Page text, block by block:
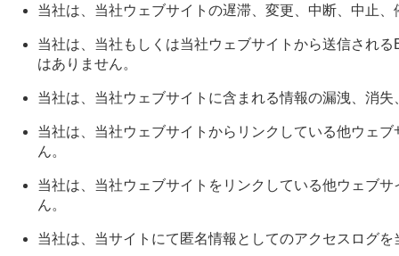
当社は、当社ウェブサイトの遅滞、変更、中断、中止
当社は、当社もしくは当社ウェブサイトから送信され
はありません。
当社は、当社ウェブサイトに含まれる情報の漏洩、消
当社は、当社ウェブサイトからリンクしている他ウェ
ん。
当社は、当社ウェブサイトをリンクしている他ウェブ
ん。
当社は、当サイトにて匿名情報としてのアクセスログ